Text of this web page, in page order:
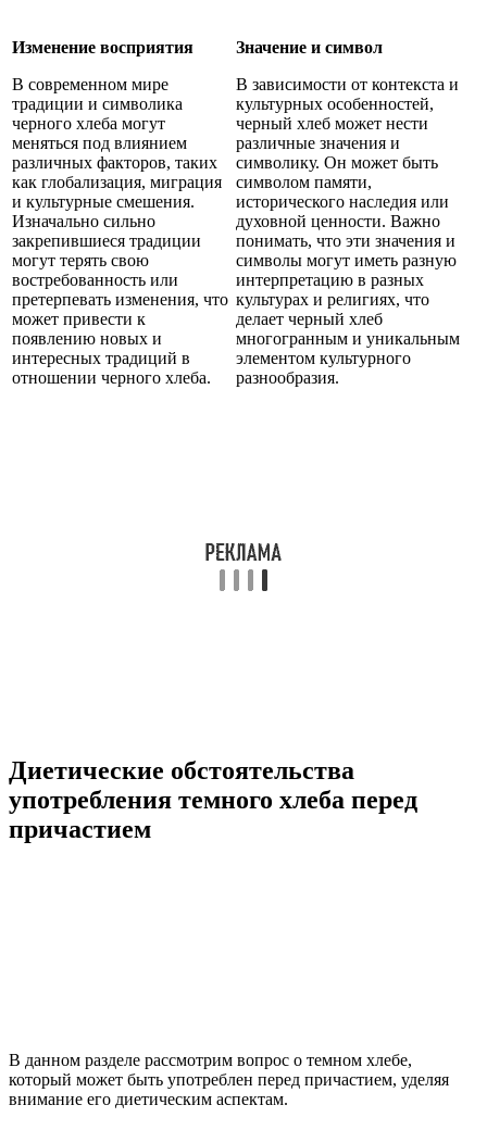
Изменение восприятия
В современном мире
традиции и символика
черного хлеба могут
меняться под влиянием
различных факторов, таких
как глобализация, миграция
и культурные смешения.
Изначально сильно
закрепившиеся традиции
могут терять свою
востребованность или
претерпевать изменения, что
может привести к
появлению новых и
интересных традиций в
отношении черного хлеба.
Значение и символ
В зависимости от контекста и
культурных особенностей,
черный хлеб может нести
различные значения и
символику. Он может быть
символом памяти,
исторического наследия или
духовной ценности. Важно
понимать, что эти значения и
символы могут иметь разную
интерпретацию в разных
культурах и религиях, что
делает черный хлеб
многогранным и уникальным
элементом культурного
разнообразия.
Диетические обстоятельства
употребления темного хлеба перед
причастием
В данном разделе рассмотрим вопрос о темном хлебе,
который может быть употреблен перед причастием, уделяя
внимание его диетическим аспектам.